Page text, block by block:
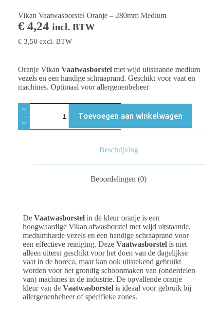
Vikan Vaatwasborstel Oranje – 280mm Medium
€4,24 incl. BTW
€3,50 excl. BTW
Oranje Vikan Vaatwasborstelmet wijd uitstaande medium
vezels en een handige schraaprand. Geschikt voor vaat en
machines. Optimaal voor allergenenbeheer
Toevoegen aan winkelwagen
Beschrijving
Beoordelingen (0)
De Vaatwasborstelin de kleur oranje is een
hoogwaardige Vikan afwasborstel met wijd uitstaande,
mediumharde vezels en een handige schraaprand voor
een effectieve reiniging. Deze Vaatwasborstelis niet
alleen uiterst geschikt voor het doen van de dagelijkse
vaat in de horeca, maar kan ook uitstekend gebruikt
worden voor het grondig schoonmaken van (onderdelen
van) machines in de industrie. De opvallende oranje
kleur van de Vaatwasborstelis ideaal voor gebruik bij
allergenenbeheer of specifieke zones.